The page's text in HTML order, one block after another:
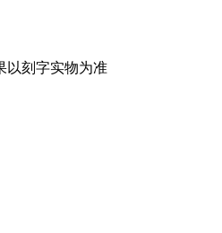
以刻字实物为准